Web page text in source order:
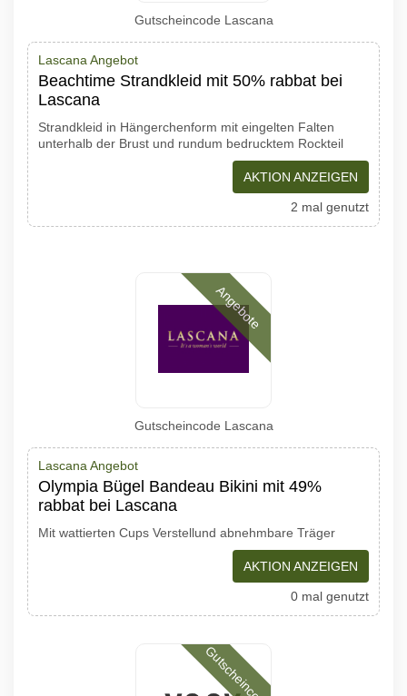
Gutscheincode Lascana
Lascana Angebot
Beachtime Strandkleid mit 50% rabbat bei
Lascana
Strandkleid in Hängerchenform mit eingelten Falten
unterhalb der Brust und rundum bedrucktem Rockteil
AKTION ANZEIGEN
2 mal genutzt
Angebote
Gutscheincode Lascana
Lascana Angebot
Olympia Bügel Bandeau Bikini mit 49%
rabbat bei Lascana
Mit wattierten Cups Verstellund abnehmbare Träger
AKTION ANZEIGEN
0 mal genutzt
Gutscheincode